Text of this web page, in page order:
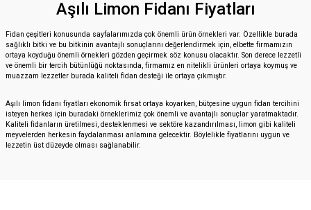
Aşılı Limon Fidanı Fiyatları
Fidan çeşitleri konusunda sayfalarımızda çok önemli ürün örnekleri var. Özellikle burada
sağlıklı bitki ve bu bitkinin avantajlı sonuçlarını değerlendirmek için, elbette firmamızın
ortaya koyduğu önemli örnekleri gözden geçirmek söz konusu olacaktır. Son derece lezzetli
ve önemli bir tercih bütünlüğü noktasında, firmamız en nitelikli ürünleri ortaya koymuş ve
muazzam lezzetler burada kaliteli fidan desteği ile ortaya çıkmıştır.
Aşılı limon fidanı fiyatları ekonomik fırsat ortaya koyarken, bütçesine uygun fidan tercihini
isteyen herkes için buradaki örneklerimiz çok önemli ve avantajlı sonuçlar yaratmaktadır.
Kaliteli fidanların üretilmesi, desteklenmesi ve sektöre kazandırılması, limon gibi kaliteli
meyvelerden herkesin faydalanması anlamına gelecektir. Böylelikle fiyatlarını uygun ve
lezzetin üst düzeyde olması sağlanabilir.